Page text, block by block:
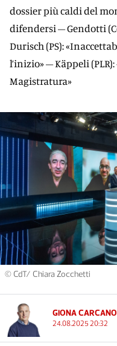
dossier più caldi del
difendersi – Gendotti
Durisch (PS):
l’inizio» – Käppeli
Magistratura»
© CdT/ Chiara Zocchetti
GIONA CARCANO
24.08.2025 20:32